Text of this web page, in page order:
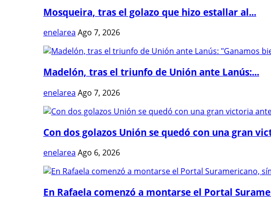
Mosqueira, tras el golazo que hizo estallar al...
enelarea Ago 7, 2026
Madelón, tras el triunfo de Unión ante Lanús:...
enelarea Ago 7, 2026
Con dos golazos Unión se quedó con una gran
enelarea Ago 6, 2026
En Rafaela comenzó a montarse el Portal